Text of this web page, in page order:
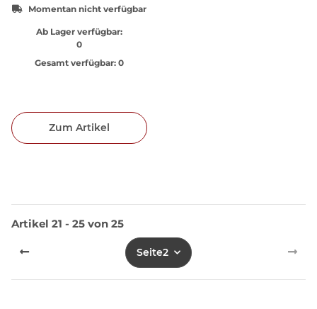
Momentan nicht verfügbar
Ab Lager verfügbar:
0
Gesamt verfügbar: 0
Zum Artikel
Artikel 21 - 25 von 25
Seite2